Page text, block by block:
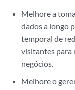
Melhore a
dados a longo
temporal de
visitantes para
negócios.
Melhore o